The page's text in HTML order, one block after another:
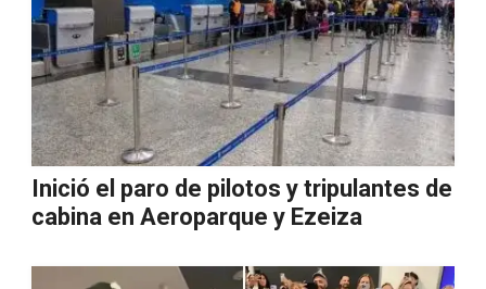
Inició el paro de pilotos y tripulantes de
cabina en Aeroparque y Ezeiza